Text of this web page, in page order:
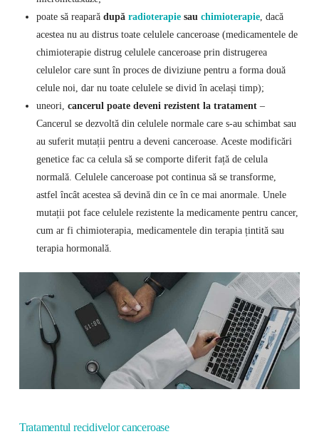
poate să reapară după radioterapiesau chimioterapie, dacă
acestea nu au distrus toate celulele canceroase (medicamentele de
chimioterapie distrug celulele canceroase prin distrugerea
celulelor care sunt în proces de diviziune pentru a forma două
celule noi, dar nu toate celulele se divid în același timp);
uneori, cancerul poate deveni rezistent la tratament–
Cancerul se dezvoltă din celulele normale care s-au schimbat sau
au suferit mutații pentru a deveni canceroase. Aceste modificări
genetice fac ca celula să se comporte diferit față de celula
normală. Celulele canceroase pot continua să se transforme,
astfel încât acestea să devină din ce în ce mai anormale. Unele
mutații pot face celulele rezistente la medicamente pentru cancer,
cum ar fi chimioterapia, medicamentele din terapia țintită sau
terapia hormonală.
Tratamentul recidivelor canceroase